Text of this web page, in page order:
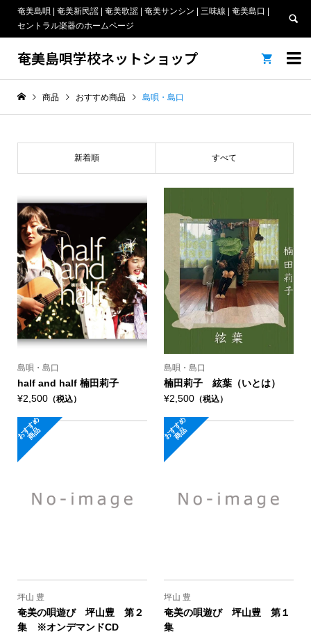
奄美島唄 | 奄美新民謡 | 奄美歌謡 | 奄美サンシン | 三味線 | 奄美島口 |
セントラル楽器のホームページ

奄美島唄学校ネットショップ 
商品 おすすめ商品 島唄・島口
新着順 すべて
島唄・島口
half and half 楠田莉子
¥2,500（税込）
島唄・島口
楠田莉子 絃葉（いとは）
¥2,500 （税込）
お
す
す
め
商
品
坪山 豊
奄美の唄遊び 坪山豊 第２
集 ※オンデマンドCD
お
す
す
め
商
品
坪山 豊
奄美の唄遊び 坪山豊 第１
集